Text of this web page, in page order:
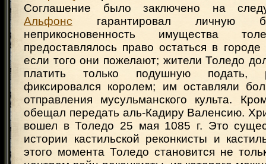
Соглашение было заключено на
Альфонс гарантировал личную
неприкосновенность имущества
предоставлялось право остаться в городе
если того они пожелают; жители Толедо
платить только подушную подать,
фиксировался королем; им оставляли
отправления мусульманского культа.
обещал передать аль-Кадиру Валенсию.
вошел в Толедо 25 мая 1085 г. Это
истории кастильской реконкисты и
этого момента Толедо становится не